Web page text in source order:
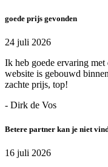
goede prijs gevonden
24 juli 2026
Ik heb goede ervaring
website is gebouwd
zachte prijs, top!
- Dirk de Vos
Betere partner kan je niet
16 juli 2026